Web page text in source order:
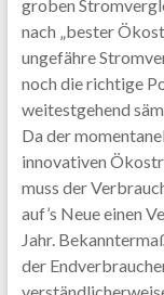
groben
nach „bester
ungefähre
noch die richtige
weitestgehend
Da der
innovativen
muss der
auf’s Neue einen
Jahr.
der